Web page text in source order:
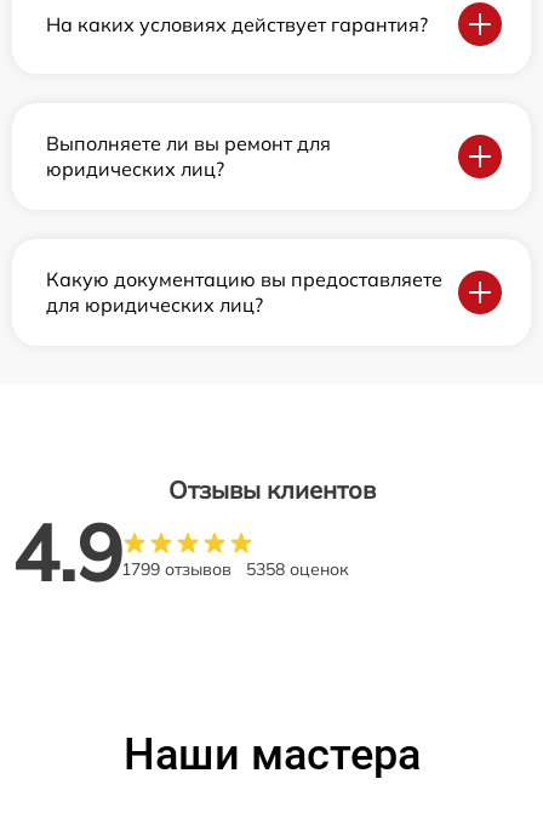
На каких условиях действует гарантия?
Выполняете ли вы ремонт для
юридических лиц?
Какую документацию вы предоставляете
для юридических лиц?
Отзывы клиентов
4.91799 отзывов 5358 оценок
Наши мастера